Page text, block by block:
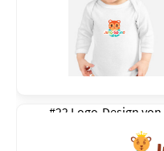
#22 Logo-Design von